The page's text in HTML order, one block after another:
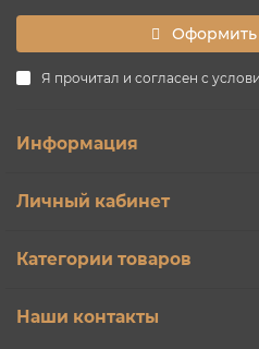
Оформить
Я прочитал и согласен с
Информация
Личный кабинет
Категории товаров
Наши контакты